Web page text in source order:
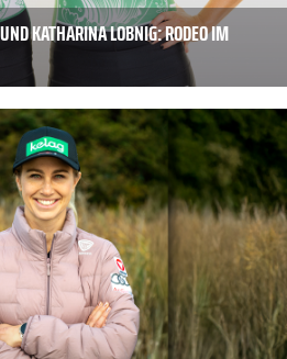
KATHARINA LOBNIG: RODEO IM